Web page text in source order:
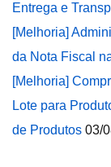
Entrega e
[Melhoria]
da Nota Fiscal
[Melhoria]
Lote para
de Produtos 03/